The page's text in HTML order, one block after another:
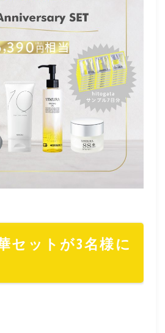
セットが3名様に